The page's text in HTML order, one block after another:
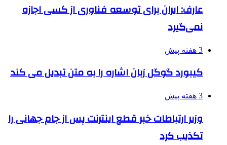
عارف: ایران برای توسعه فناوری از کسی اجازه
نمی‌گیرد
3 هفته پیش
کیبورد گوگل زبان اشاره را به متن تبدیل می کند
3 هفته پیش
وزیر ارتباطات خبر قطع اینترنت پس از جام جهانی را
تکذیب کرد